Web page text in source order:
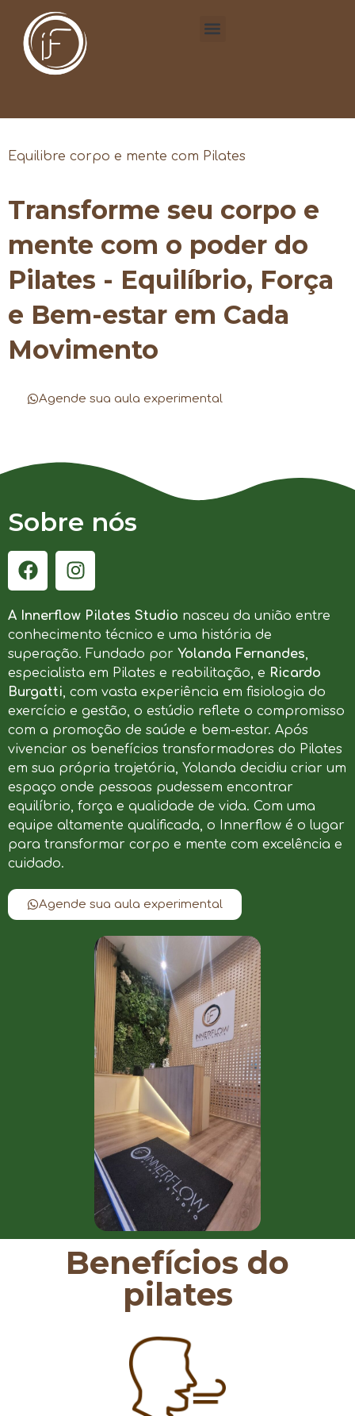
Equilibre corpo e mente com Pilates
Transforme seu corpo e
mente com o poder do
Pilates - Equilíbrio, Força
e Bem-estar em Cada
Movimento
Agende sua aula experimental
Sobre nós
A Innerflow Pilates Studio nasceu da união entre
conhecimento técnico e uma história de
superação. Fundado por Yolanda Fernandes,
especialista em Pilates e reabilitação, e Ricardo
Burgatti, com vasta experiência em fisiologia do
exercício e gestão, o estúdio reflete o compromisso
com a promoção de saúde e bem-estar. Após
vivenciar os benefícios transformadores do Pilates
em sua própria trajetória, Yolanda decidiu criar um
espaço onde pessoas pudessem encontrar
equilíbrio, força e qualidade de vida. Com uma
equipe altamente qualificada, o Innerflow é o lugar
para transformar corpo e mente com excelência e
cuidado.
Agende sua aula experimental
Benefícios do
pilates